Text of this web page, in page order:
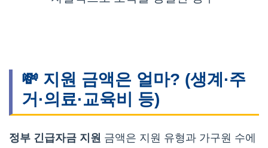
💸 지원 금액은 얼마? (생계·주
거·의료·교육비 등)
정부 긴급자금 지원 금액은 지원 유형과 가구원 수에